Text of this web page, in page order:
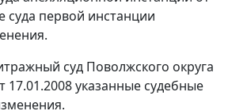
суда первой инстанции
суд Поволжского округа
17.01.2008 указанные судебные